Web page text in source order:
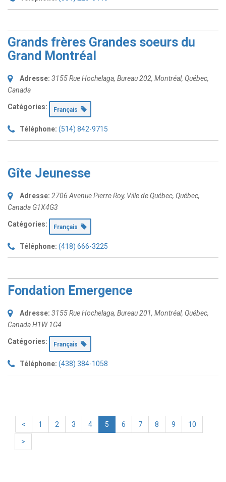
Grands frères Grandes soeurs du
Grand Montréal
Adresse: 3155 Rue Hochelaga, Bureau 202, Montréal, Québec,
Canada
Catégories: Français
Téléphone: (514) 842-9715
Gîte Jeunesse
Adresse: 2706 Avenue Pierre Roy, Ville de Québec, Québec,
Canada G1X4G3
Catégories: Français
Téléphone: (418) 666-3225
Fondation Emergence
Adresse: 3155 Rue Hochelaga, Bureau 201, Montréal, Québec,
CanadaH1W 1G4
Catégories: Français
Téléphone: (438) 384-1058
< 1 2 3 4 5 6 7 8 9 10
>